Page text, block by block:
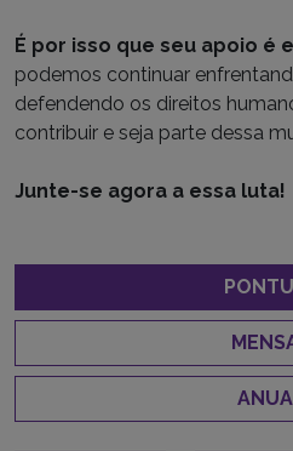
É por isso que seu apoio é
podemos continuar
defendendo os direitos
contribuir e seja parte dessa
Junte-se agora a essa luta!